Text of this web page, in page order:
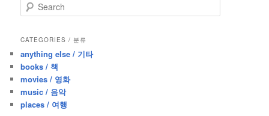
e
r
h
CATEGORIES / 분류
anything else / 기타
books / 책
movies / 영화
music / 음악
places / 여행